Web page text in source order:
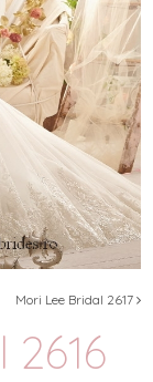
Mori Lee Bridal 2617